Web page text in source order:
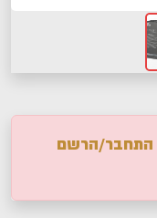
התחבר/הרשם